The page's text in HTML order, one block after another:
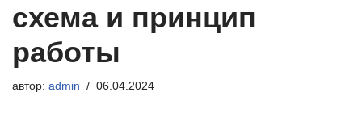
схема и принцип
работы
автор: admin 06.04.2024